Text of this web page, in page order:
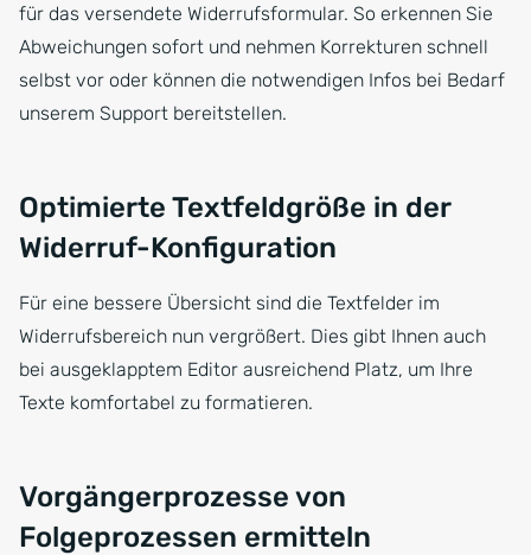
für das versendete Widerrufsformular. So erkennen Sie
Abweichungen sofort und nehmen Korrekturen schnell
selbst vor oder können die notwendigen Infos bei Bedarf
unserem Support bereitstellen.
Optimierte Textfeldgröße in der
Widerruf-Konfiguration
Für eine bessere Übersicht sind die Textfelder im
Widerrufsbereich nun vergrößert. Dies gibt Ihnen auch
bei ausgeklapptem Editor ausreichend Platz, um Ihre
Texte komfortabel zu formatieren.
Vorgängerprozesse von
Folgeprozessen ermitteln